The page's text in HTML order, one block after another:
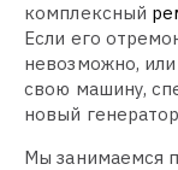
комплексный
Если его
невозможно,
свою машину,
новый
Мы занимаемся